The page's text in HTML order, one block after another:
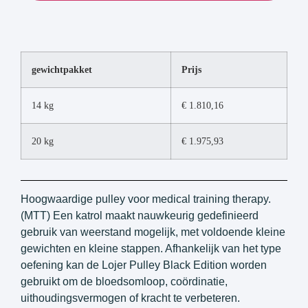
gewichtpakket Prijs
14 kg € 1.810,16
20 kg € 1.975,93
Hoogwaardige pulley voor medical training therapy.
(MTT) Een katrol maakt nauwkeurig gedefinieerd
gebruik van weerstand mogelijk, met voldoende kleine
gewichten en kleine stappen. Afhankelijk van het type
oefening kan de Lojer Pulley Black Edition worden
gebruikt om de bloedsomloop, coördinatie,
uithoudingsvermogen of kracht te verbeteren.